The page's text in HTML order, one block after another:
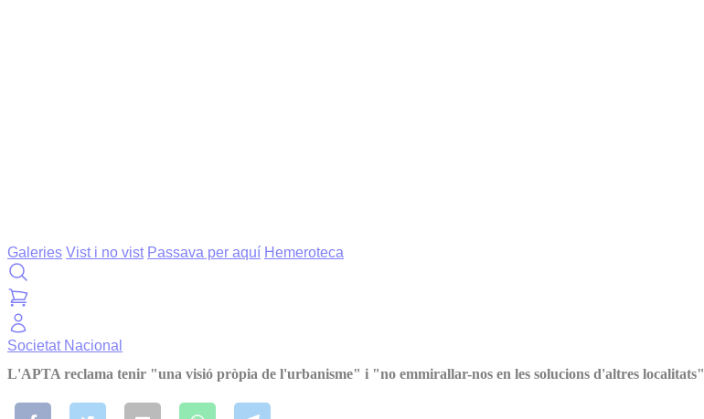
Galeries Vist i no vist Passava per aquí Hemeroteca
Societat Nacional
L'APTA reclama tenir "una visió pròpia de l'urbanisme" i "no emmirallar-nos en les solucions d'altres localitats"